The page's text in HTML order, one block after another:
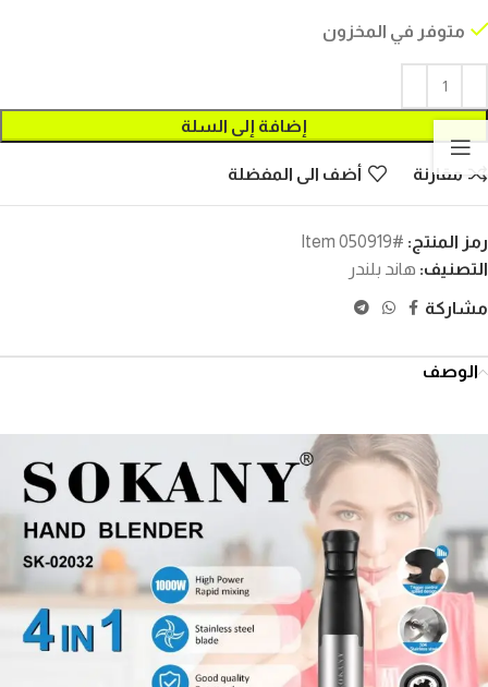
متوفر في المخزون
إضافة إلى السلة
مقارنة أضف الى المفضلة
رمز المنتج: #Item 050919
التصنيف: هاند بلندر
مشاركة
الوصف